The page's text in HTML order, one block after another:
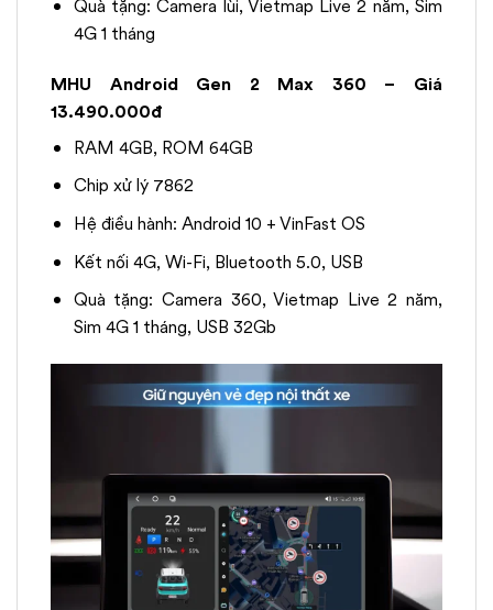
Quà tặng: Camera lùi, Vietmap Live 2 năm, Sim
4G 1 tháng
MHU Android Gen 2 Max 360 – Giá
13.490.000đ
RAM 4GB, ROM 64GB
Chip xử lý 7862
Hệ điều hành: Android 10 + VinFast OS
Kết nối 4G, Wi-Fi, Bluetooth 5.0, USB
Quà tặng: Camera 360, Vietmap Live 2 năm,
Sim 4G 1 tháng, USB 32Gb